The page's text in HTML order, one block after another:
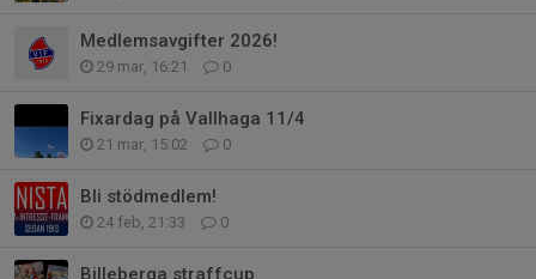
Medlemsavgifter 2026!
29 mar, 16:21 0
Fixardag på Vallhaga 11/4
21 mar, 15:02 0
Bli stödmedlem!
24 feb, 21:33 0
Billeberga straffcup